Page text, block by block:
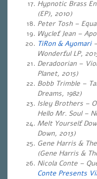
Hypnotic Brass
(EP), 2010)
Peter Tosh –
Wyclef Jean –
TiRon & Ayomari
Wonderful LP,
Deradoorian –
Planet, 2015)
Bobb Trimble –
Dreams, 1982)
Isley Brothers –
Hello Mr. Soul –
Melt Yourself
Down, 2013)
Gene Harris &
(Gene Harris &
Nicola Conte –
Conte Presents